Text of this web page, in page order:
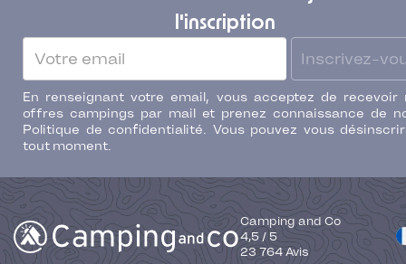
l'inscription
Inscrivez-
En renseignant votre email, vous acceptez de recevoir
offres campings par mail et prenez connaissance de
Politique de confidentialité. Vous pouvez vous
tout moment.
Camping and Co
4,5 / 5
23 764Avis